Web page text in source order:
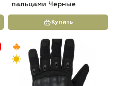
пальцами Черные
Купить